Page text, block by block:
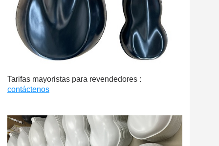
Tarifas mayoristas para revendedores :
contáctenos